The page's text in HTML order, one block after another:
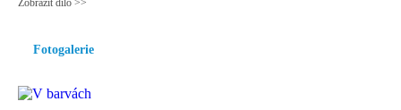
Zobrazit dílo >>
Fotogalerie